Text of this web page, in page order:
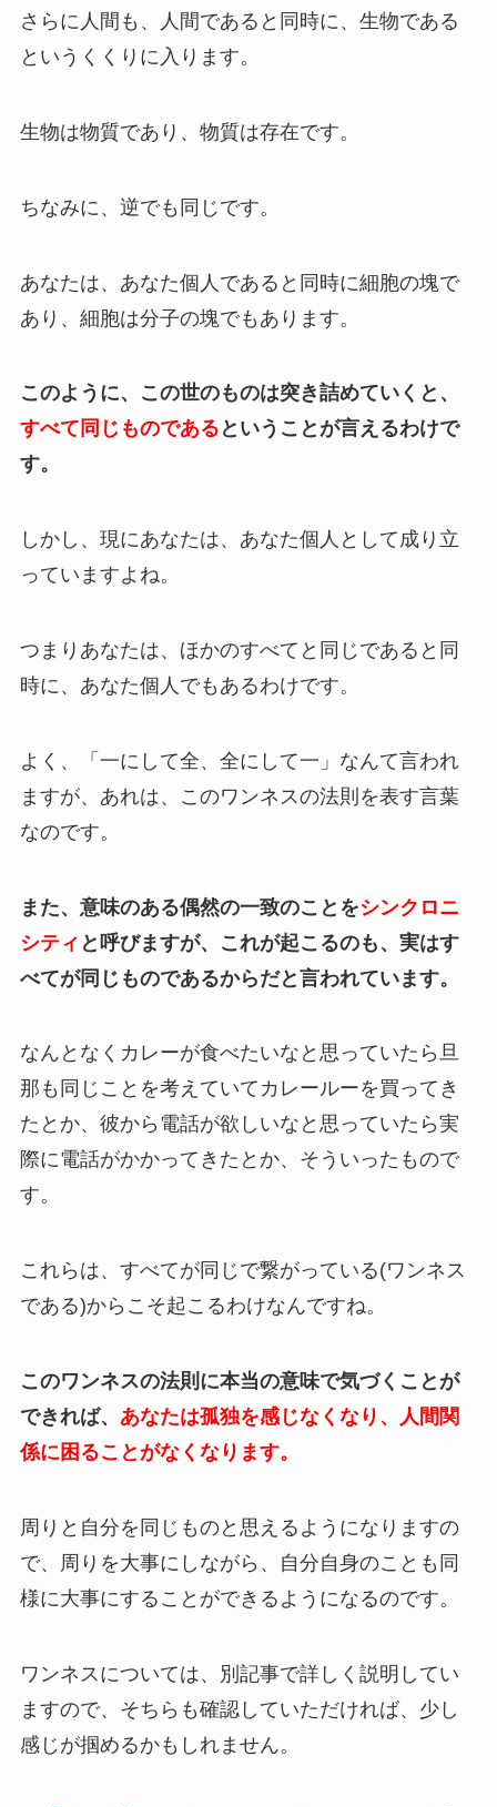
さらに人間も、人間であると同時に、生物である
というくくりに入ります。
生物は物質であり、物質は存在です。
ちなみに、逆でも同じです。
あなたは、あなた個人であると同時に細胞の塊で
あり、細胞は分子の塊でもあります。
このように、この世のものは突き詰めていくと、
すべて同じものである ということが言えるわけで
す。
しかし、現にあなたは、あなた個人として成り立
っていますよね。
つまりあなたは、ほかのすべてと同じであると同
時に、あなた個人でもあるわけです。
よく、「一にして全、全にして一」なんて言われ
ますが、あれは、このワンネスの法則を表す言葉
なのです。
また、意味のある偶然の一致のことをシンクロニ
シティ と呼びますが、これが起こるのも、実はす
べてが同じものであるからだと言われています。
なんとなくカレーが食べたいなと思っていたら旦
那も同じことを考えていてカレールーを買ってき
たとか、彼から電話が欲しいなと思っていたら実
際に電話がかかってきたとか、そういったもので
す。
これらは、すべてが同じで繋がっている(ワンネス
である)からこそ起こるわけなんですね。
このワンネスの法則に本当の意味で気づくことが
できれば、 あなたは孤独を感じなくなり、人間関
係に困ることがなくなります。
周りと自分を同じものと思えるようになりますの
で、周りを大事にしながら、自分自身のことも同
様に大事にすることができるようになるのです。
ワンネスについては、別記事で詳しく説明してい
ますので、そちらも確認していただければ、少し
感じが掴めるかもしれません。